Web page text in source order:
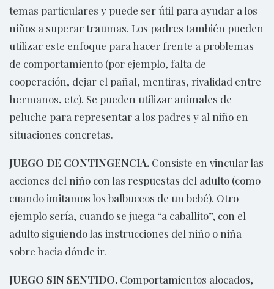
temas particulares y puede ser útil para ayudar a los
niños a superar traumas. Los padres también pueden
utilizar este enfoque para hacer frente a problemas
de comportamiento (por ejemplo, falta de
cooperación, dejar el pañal, mentiras, rivalidad entre
hermanos, etc). Se pueden utilizar animales de
peluche para representar a los padres y al niño en
situaciones concretas.
JUEGO DE CONTINGENCIA. Consiste en vincular las
acciones del niño con las respuestas del adulto (como
cuando imitamos los balbuceos de un bebé). Otro
ejemplo sería, cuando se juega “a caballito”, con el
adulto siguiendo las instrucciones del niño o niña
sobre hacia dónde ir.
JUEGO SIN SENTIDO. Comportamientos alocados,